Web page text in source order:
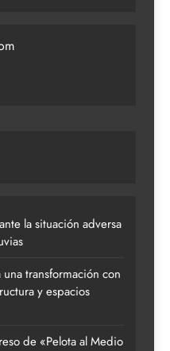
la situación adversa
transformación con
y espacios
de «Pelota al Medio